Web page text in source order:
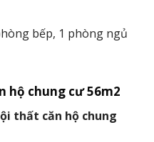
bếp, 1 phòng ngủ
hộ chung cư 56m2
thất căn hộ chung